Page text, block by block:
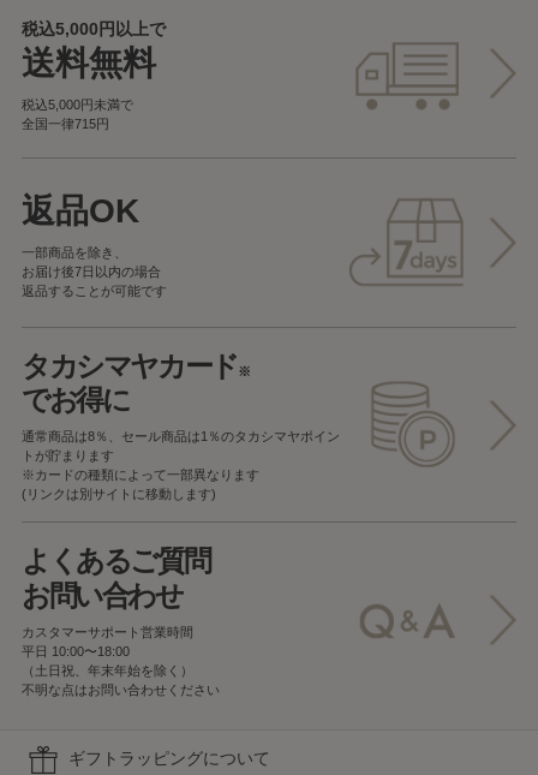
税込5,000円以上で
送料無料
税込5,000円未満で
全国一律715円
返品OK
一部商品を除き、
お届け後7日以内の場合
返品することが可能です
タカシマヤカード※
でお得に
通常商品は8％、セール商品は1％のタカシマヤポイン
トが貯まります
※カードの種類によって一部異なります
(リンクは別サイトに移動します)
よくあるご質問
お問い合わせ
カスタマーサポート営業時間
平日 10:00〜18:00
（土日祝、年末年始を除く）
不明な点はお問い合わせください
ギフトラッピングについて